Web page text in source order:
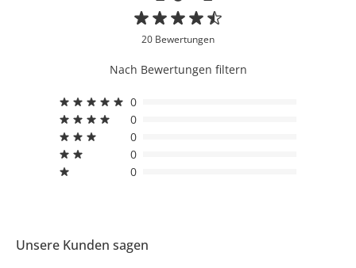
20 Bewertungen
Nach Bewertungen filtern
0
0
0
0
0
Unsere Kunden sagen